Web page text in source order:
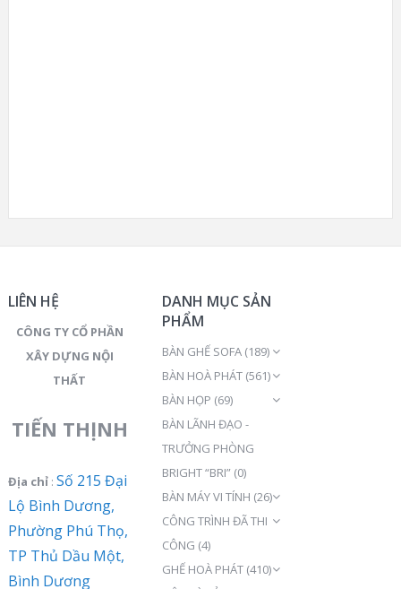
LIÊN HỆ
CÔNG TY CỔ PHẦN
XÂY DỰNG NỘI
THẤT
TIẾN THỊNH
Địa chỉ: Số 215 Đại
Lộ Bình Dương,
Phường Phú Thọ,
TP Thủ Dầu Một,
Bình Dương
DANH MỤC SẢN
PHẨM
BÀN GHẾ SOFA (189)
BÀN HOÀ PHÁT (561)
BÀN HỌP (69)
BÀN LÃNH ĐẠO -
TRƯỞNG PHÒNG
BRIGHT “BRI” (0)
BÀN MÁY VI TÍNH (26)
CÔNG TRÌNH ĐÃ THI
CÔNG (4)
GHẾ HOÀ PHÁT (410)